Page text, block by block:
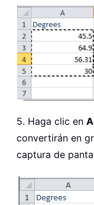
5. Haga clic en
convertirán en
captura de